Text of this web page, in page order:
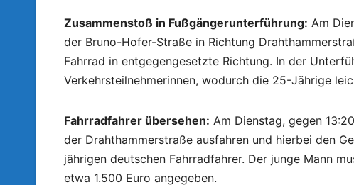
Zusammenstoß in Fußgängerunterführung: Am
der Bruno-Hofer-Straße in Richtung
Fahrrad in entgegengesetzte Richtung. In der
Verkehrsteilnehmerinnen, wodurch die 25-Jährige
Fahrradfahrer übersehen: Am Dienstag, gegen
der Drahthammerstraße ausfahren und hierbei den
jährigen deutschen Fahrradfahrer. Der junge Mann
etwa 1.500 Euro angegeben.